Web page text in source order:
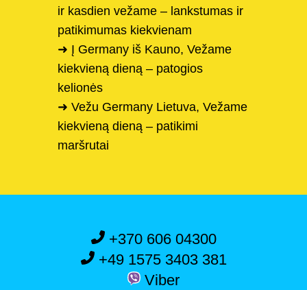
ir kasdien vežame – lankstumas ir
patikimumas kiekvienam
➜ Į Germany iš Kauno, Vežame
kiekvieną dieną – patogios
kelionės
➜ Vežu Germany Lietuva, Vežame
kiekvieną dieną – patikimi
maršrutai
+370 606 04300
+49 1575 3403 381
Viber